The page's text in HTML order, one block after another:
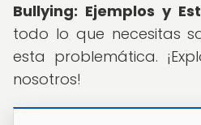
Bullying: Ejemplos y
todo lo que necesitas
esta problemática.
nosotros!